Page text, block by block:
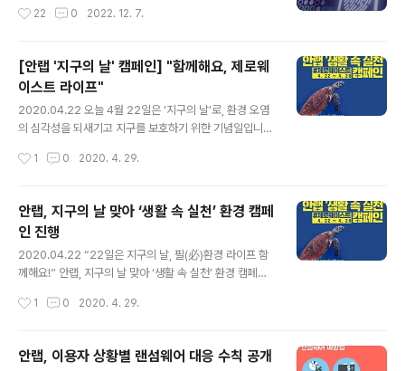
22 0 2022. 12. 7.
[안랩 '지구의 날' 캠페인] "함께해요, 제로웨
이스트 라이프"
2020.04.22 오늘 4월 22일은 '지구의 날'로, 환경 오염
의 심각성을 되새기고 지구를 보호하기 위한 기념일입니
'생활 속 실천' #제로웨이스트 캠페인을 진행합니다. 일상
아래 카드뉴스를 SNS(인스타그램, 페이스북)에 공유하고
캠페인에 참여해주세요. (자세한 내용은 두 번째 이미지를
참고!) 캠페인 종료 후 추첨을 통해 응원 물품을 보내드립니
다. 작은 행동이 큰 변화를 만듭니다, #SmallChallenge
BigChange
1 0 2020. 4. 29.
안랩, 지구의 날 맞아 ‘생활 속 실천’ 환경 캠페
인 진행
2020.04.22 “22일은 지구의 날, 필(必)환경 라이프 함
께해요!” 안랩, 지구의 날 맞아 ‘생활 속 실천’ 환경 캠페인
위한 생활 속 실천 사례의 공유 및 참여 유도 안랩(대표 강
‘생활 속 실천’ 환경 캠페인을 시작한다고 밝혔다. 안랩의
‘생활 속 실천’ 환경 캠페인은 일상생활 속에서 쉽게 실천이
1 0 2020. 4. 29.
안랩, 이용자 상황별 랜섬웨어 대응 수칙 공개